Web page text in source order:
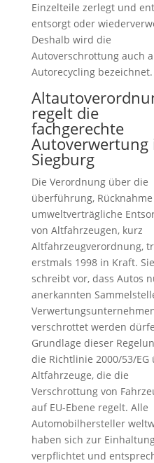
Einzelteile zerlegt und
entsorgt oder
Deshalb wird die
Autoverschrottung auch
Autorecycling bezeichnet.
regelt die
fachgerechte
Autoverwertung
Siegburg
Die Verordnung über die
überführung,
umweltverträgliche
von Altfahrzeugen, kurz
Altfahrzeugverordnung,
erstmals 1998 in Kraft. Sie
schreibt vor, dass Autos
anerkannten
verschrottet werden
Grundlage dieser
die Richtlinie 2000/53/EG
Altfahrzeuge, die die
Verschrottung von
auf EU-Ebene regelt. Alle
Automobilhersteller
haben sich zur
verpflichtet und